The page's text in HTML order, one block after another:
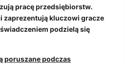
pracę przedsiębiorstw.
zaprezentują kluczowi gracze
podzielą się
poruszane podczas